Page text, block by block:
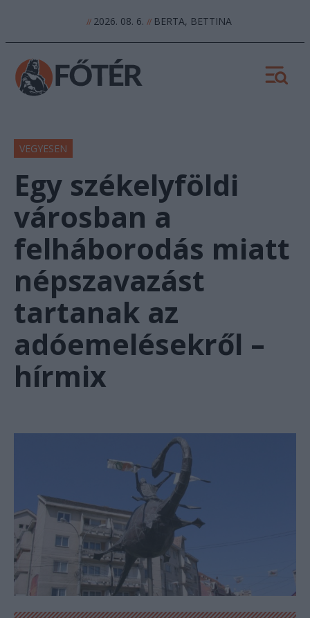
//2026. 08. 6. //BERTA, BETTINA
VEGYESEN
Egy székelyföldi
városban a
felháborodás miatt
népszavazást
tartanak az
adóemelésekről –
hírmix